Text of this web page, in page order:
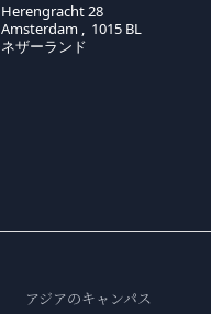
Herengracht 28
Amsterdam , 1015 BL
ネザーランド
アジアのキャンパス